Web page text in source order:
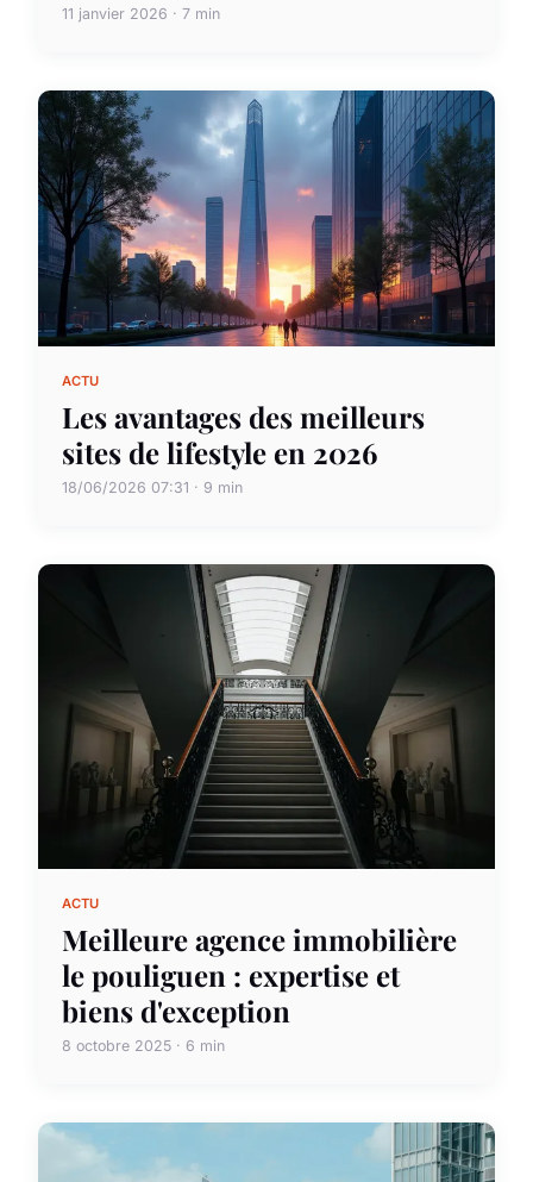
11 janvier 2026 · 7 min
ACTU
Les avantages des meilleurs
sites de lifestyle en 2026
18/06/2026 07:31 · 9 min
ACTU
Meilleure agence immobilière
le pouliguen : expertise et
biens d'exception
8 octobre 2025 · 6 min